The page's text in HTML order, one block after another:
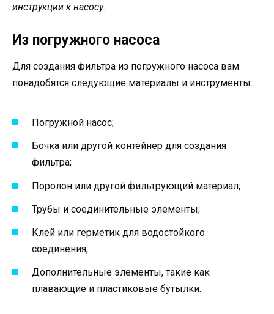
инструкции к насосу.
Из погружного насоса
Для создания фильтра из погружного насоса вам
понадобятся следующие материалы и инструменты:
Погружной насос;
Бочка или другой контейнер для создания
фильтра;
Поролон или другой фильтрующий материал;
Трубы и соединительные элементы;
Клей или герметик для водостойкого
соединения;
Дополнительные элементы, такие как
плавающие и пластиковые бутылки.